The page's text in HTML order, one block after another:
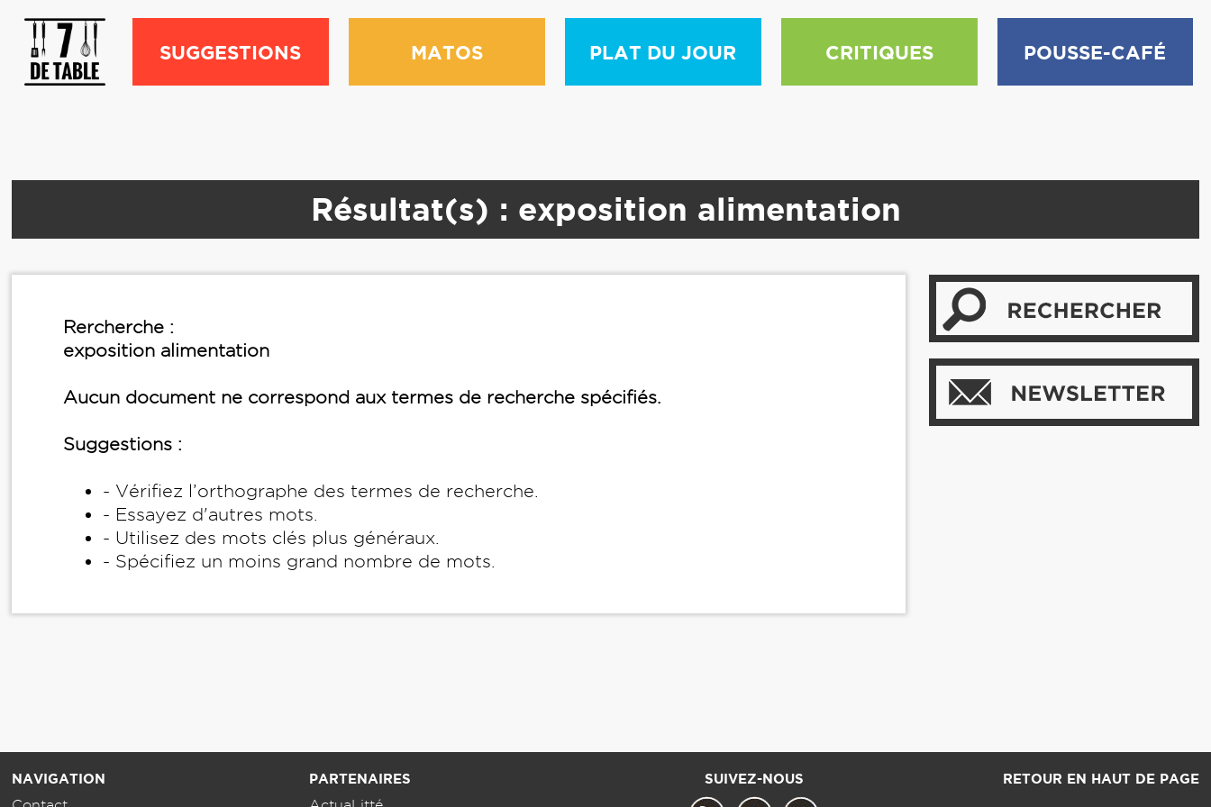
SUGGESTIONS MATOS PLAT DU JOUR CRITIQUES POUSSE-CAFÉ
Résultat(s) : exposition alimentation
Rercherche :
exposition alimentation
Aucun document ne correspond aux termes de recherche spécifiés.
Suggestions :
- Vérifiez l’orthographe des termes de recherche.
- Essayez d'autres mots.
- Utilisez des mots clés plus généraux.
- Spécifiez un moins grand nombre de mots.
NAVIGATION
PARTENAIRES
SUIVEZ-NOUS RETOUR EN HAUT DE PAGE